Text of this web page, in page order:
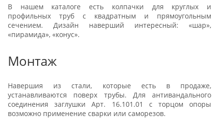
В нашем каталоге есть колпачки для круглых и
профильных труб с квадратным и прямоугольным
сечением. Дизайн наверший интересный: «шар»,
«пирамида», «конус».
Монтаж
Навершия из стали, которые есть в продаже,
устанавливаются поверх трубы. Для антивандального
соединения заглушки Арт. 16.101.01 с торцом опоры
возможно применение сварки или саморезов.